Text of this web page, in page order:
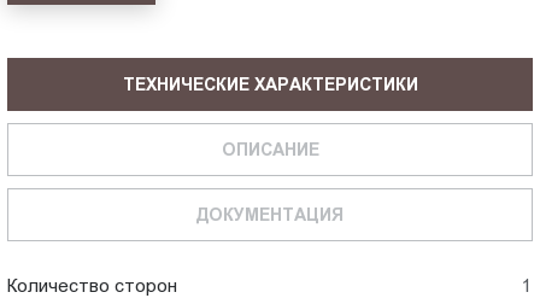
ТЕХНИЧЕСКИЕ ХАРАКТЕРИСТИКИ
ОПИСАНИЕ
ДОКУМЕНТАЦИЯ
Количество сторон 1